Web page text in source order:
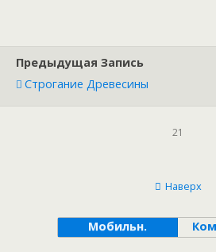
Предыдущая Запись
Строгание Древесины
21
Наверх
Мобильн.